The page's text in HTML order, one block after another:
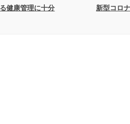
健康管理に十分
新型コロ